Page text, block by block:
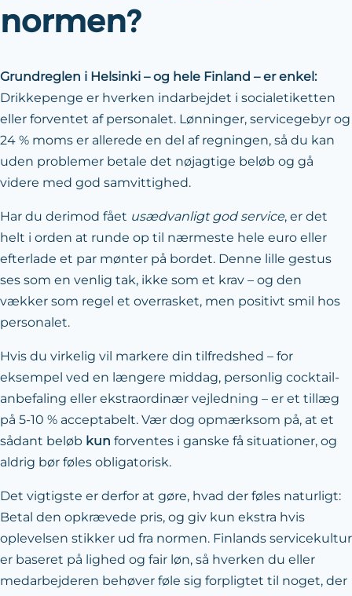
normen?
Grundreglen i Helsinki – og hele Finland – er enkel:
Drikkepenge er hverken indarbejdet i socialetiketten
eller forventet af personalet. Lønninger, servicegebyr og
24 % moms er allerede en del af regningen, så du kan
uden problemer betale det nøjagtige beløb og gå
videre med god samvittighed.
Har du derimod fået usædvanligt god service, er det
helt i orden at runde op til nærmeste hele euro eller
efterlade et par mønter på bordet. Denne lille gestus
ses som en venlig tak, ikke som et krav – og den
vækker som regel et overrasket, men positivt smil hos
personalet.
Hvis du virkelig vil markere din tilfredshed – for
eksempel ved en længere middag, personlig cocktail­
anbefaling eller ekstraordinær vejledning – er et tillæg
på 5-10 % acceptabelt. Vær dog opmærksom på, at et
sådant beløb kun forventes i ganske få situationer, og
aldrig bør føles obligatorisk.
Det vigtigste er derfor at gøre, hvad der føles naturligt:
Betal den opkrævede pris, og giv kun ekstra hvis
oplevelsen stikker ud fra normen. Finlands servicekultur
er baseret på lighed og fair løn, så hverken du eller
medarbejderen behøver føle sig forpligtet til noget, der